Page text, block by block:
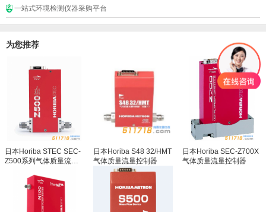
一站式环境检测仪器采购平台
为您推荐
日本Horiba STEC SEC-
Z500系列气体质量流量
日本Horiba S48 32/HMT
气体质量流量控制器
日本Horiba SEC-Z700X
气体质量流量控制器